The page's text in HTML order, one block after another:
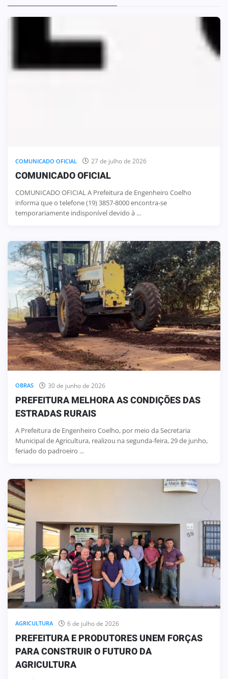
COMUNICADO OFICIAL 27 de julho de 2026
COMUNICADO OFICIAL
COMUNICADO OFICIAL A Prefeitura de Engenheiro Coelho
informa que o telefone (19) 3857-8000 encontra-se
temporariamente indisponível devido à ...
OBRAS 30 de junho de 2026
PREFEITURA MELHORA AS CONDIÇÕES DAS
ESTRADAS RURAIS
A Prefeitura de Engenheiro Coelho, por meio da Secretaria
Municipal de Agricultura, realizou na segunda-feira, 29 de junho,
feriado do padroeiro ...
AGRICULTURA 6 de julho de 2026
PREFEITURA E PRODUTORES UNEM FORÇAS
PARA CONSTRUIR O FUTURO DA
AGRICULTURA